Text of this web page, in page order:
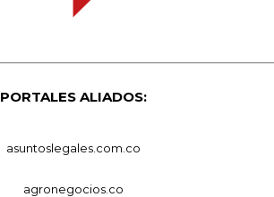
PORTALES ALIADOS:
asuntoslegales.com.co
agronegocios.co